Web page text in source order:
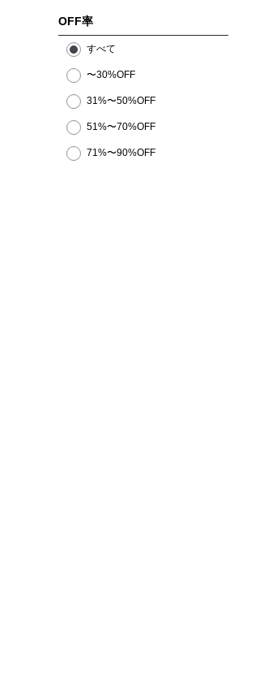
OFF率
すべて
〜30%OFF
31%〜50%OFF
51%〜70%OFF
71%〜90%OFF